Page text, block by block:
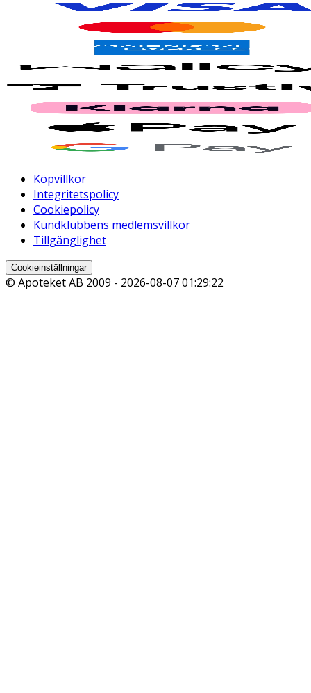
Köpvillkor
Integritetspolicy
Cookiepolicy
Kundklubbens medlemsvillkor
Tillgänglighet
Cookieinställningar
© Apoteket AB 2009 - 2026-08-07 01:29:22